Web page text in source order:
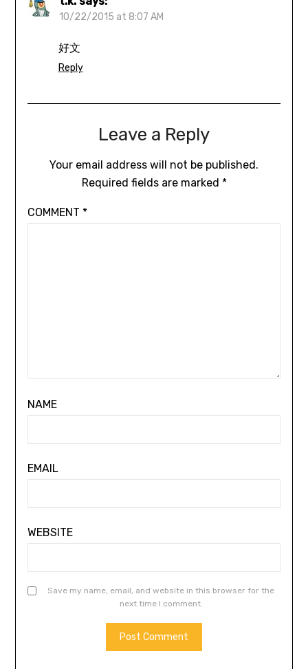
10/22/2015 at 8:07 AM
好文
Reply
Leave a Reply
Your email address will not be published.
Required fields are marked *
COMMENT *
NAME
EMAIL
WEBSITE
Save my name, email, and website in this browser for the
next time I comment.